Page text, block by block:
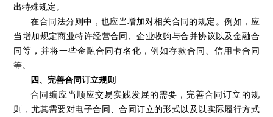
出特殊规定。
在合同法分则中，也应当增加对相关合同的规定。例如，应
当增加规定商业特许经营合同、企业收购与合并协议以及金融合
同等，并将一些金融合同有名化，例如存款合同、信用卡合同
等。
四、完善合同订立规则
合同编应当顺应交易实践发展的需要，完善合同订立的规
则，尤其需要对电子合同、合同订立的形式以及以实际履行方式